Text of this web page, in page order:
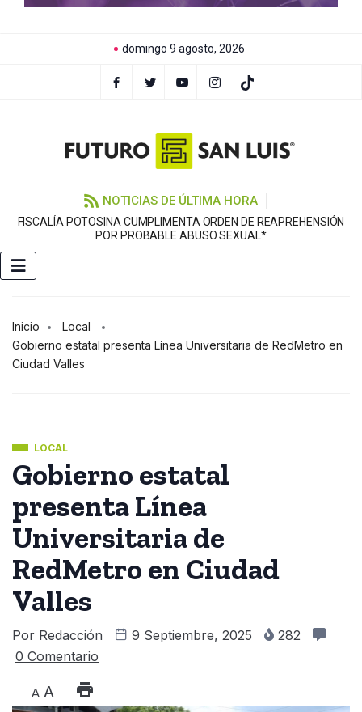
domingo 9 agosto, 2026
NOTICIAS DE ÚLTIMA HORA
FISCALÍA POTOSINA CUMPLIMENTA ORDEN DE REAPREHENSIÓN
POR PROBABLE ABUSO SEXUAL*
Inicio
Local
Gobierno estatal presenta Línea Universitaria de RedMetro en
Ciudad Valles
LOCAL
Gobierno estatal
presenta Línea
Universitaria de
RedMetro en Ciudad
Valles
Por Redacción 9 Septiembre, 2025
282
0 Comentario
A A